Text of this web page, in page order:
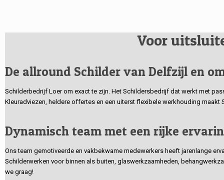
Voor
De allround Schilder van Delfzijl en
Schilderbedrijf Loer om exact te zijn. Het Schildersbedrijf dat werkt met
Kleuradviezen, heldere offertes en een uiterst flexibele werkhouding
Dynamisch team met een rijke
Ons team gemotiveerde en vakbekwame medewerkers heeft jarenlange
Schilderwerken voor binnen als buiten, glaswerkzaamheden,
we graag!